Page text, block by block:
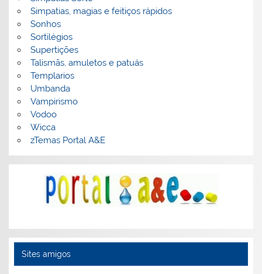
Simpatias, magias e feitiços rápidos
Sonhos
Sortilégios
Supertições
Talismãs, amuletos e patuás
Templarios
Umbanda
Vampirismo
Vodoo
Wicca
zTemas Portal A&E
Sites amigos